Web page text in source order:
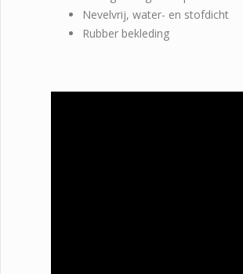
Nevelvrij, water- en stofdicht
Rubber bekleding